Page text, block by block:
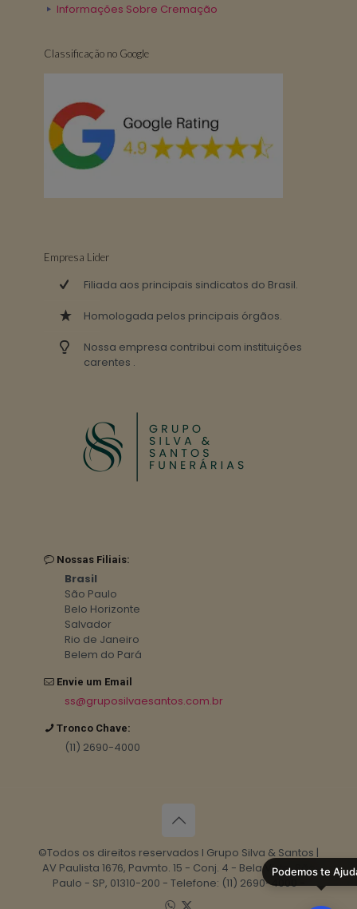
Informações Sobre Cremação
Classificação no Google
Empresa Lider
Filiada aos principais sindicatos do Brasil.
Homologada pelos principais órgãos.
Nossa empresa contribui com instituições
carentes .
Nossas Filiais:
Brasil
São Paulo
Belo Horizonte
Salvador
Rio de Janeiro
Belem do Pará
Envie um Email
ss@gruposilvaesantos.com.br
Tronco Chave:
(11) 2690-4000
©Todos os direitos reservados I Grupo Silva & Santos |
AV Paulista 1676, Pavmto. 15 - Conj. 4 - Bela Vista, São
Paulo - SP, 01310-200 - Telefone: (11) 2690-4000 -
Podemos te